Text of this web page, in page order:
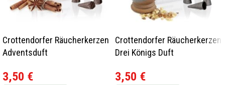
Crottendorfer Räucherkerzen
Adventsduft
3,50 €
Crottendorfer Räucherkerzen
Drei Königs Duft
3,50 €